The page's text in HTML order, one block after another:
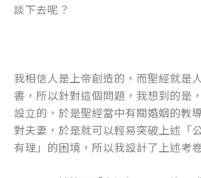
談下去呢？
我相信人是上帝創造的，而聖經就是
書，所以針對這個問題，我想到的是
設立的，於是聖經當中有關婚姻的教
對夫妻，於是就可以輕易突破上述「
有理」的困境，所以我設計了上述考